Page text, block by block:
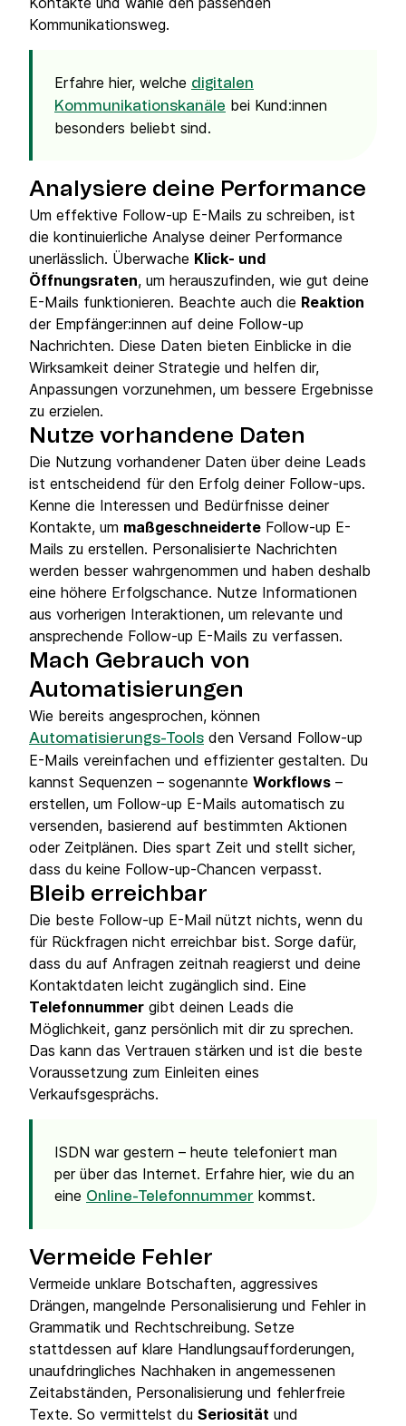
Kommunikationsweg.
Erfahre hier, welche digitalen
Kommunikationskanäle bei Kund:innen
besonders beliebt sind.
Analysiere deine Performance
Um effektive Follow-up E-Mails zu schreiben, ist
die kontinuierliche Analyse deiner Performance
unerlässlich. Überwache Klick- und
Öffnungsraten, um herauszufinden, wie gut deine
E-Mails funktionieren. Beachte auch die Reaktion
der Empfänger:innen auf deine Follow-up
Nachrichten. Diese Daten bieten Einblicke in die
Wirksamkeit deiner Strategie und helfen dir,
Anpassungen vorzunehmen, um bessere Ergebnisse
zu erzielen.
Nutze vorhandene Daten
Die Nutzung vorhandener Daten über deine Leads
ist entscheidend für den Erfolg deiner Follow-ups.
Kenne die Interessen und Bedürfnisse deiner
Kontakte, um maßgeschneiderte Follow-up E-
Mails zu erstellen. Personalisierte Nachrichten
werden besser wahrgenommen und haben deshalb
eine höhere Erfolgschance. Nutze Informationen
aus vorherigen Interaktionen, um relevante und
ansprechende Follow-up E-Mails zu verfassen.
Mach Gebrauch von
Automatisierungen
Wie bereits angesprochen, können
Automatisierungs-Tools den Versand Follow-up
E-Mails vereinfachen und effizienter gestalten. Du
kannst Sequenzen – sogenannte Workflows –
erstellen, um Follow-up E-Mails automatisch zu
versenden, basierend auf bestimmten Aktionen
oder Zeitplänen. Dies spart Zeit und stellt sicher,
dass du keine Follow-up-Chancen verpasst.
Bleib erreichbar
Die beste Follow-up E-Mail nützt nichts, wenn du
für Rückfragen nicht erreichbar bist. Sorge dafür,
dass du auf Anfragen zeitnah reagierst und deine
Kontaktdaten leicht zugänglich sind. Eine
Telefonnummer gibt deinen Leads die
Möglichkeit, ganz persönlich mit dir zu sprechen.
Das kann das Vertrauen stärken und ist die beste
Voraussetzung zum Einleiten eines
Verkaufsgesprächs.
ISDN war gestern – heute telefoniert man
per über das Internet. Erfahre hier, wie du an
eine Online-Telefonnummer kommst.
Vermeide Fehler
Vermeide unklare Botschaften, aggressives
Drängen, mangelnde Personalisierung und Fehler in
Grammatik und Rechtschreibung. Setze
stattdessen auf klare Handlungsaufforderungen,
unaufdringliches Nachhaken in angemessenen
Zeitabständen, Personalisierung und fehlerfreie
Texte. So vermittelst du Seriosität und